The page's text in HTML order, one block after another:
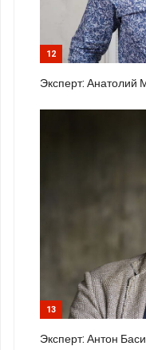
12
Эксперт: Анатолий
13
Эксперт: Антон